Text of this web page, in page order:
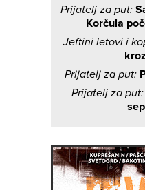
Prijatelj za put:
Korčula
Jeftini letovi i
Prijatelj za put:
Prijatelj za put: